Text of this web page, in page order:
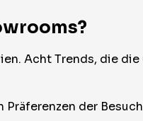
Acht Trends, die
der